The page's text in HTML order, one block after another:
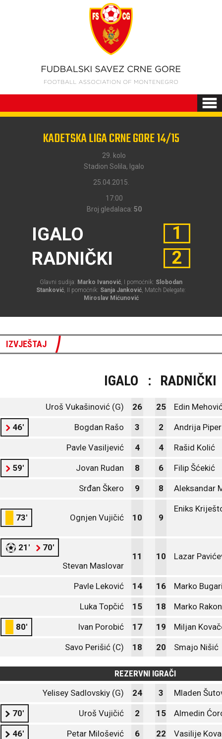
KADETSKA LIGA CRNE GORE 14/15
29. kolo
Stadion Solila, Igalo
25.04.2015.
17:00
Broj gledalaca: 50
IGALO
RADNIČKI
1
2
Glavni sudija: Marko Ivanović, I pomoćnik: Slobodan
Stanković, II pomoćnik: Sanja Janković, Match Delegate:
Miroslav Mićunović
IZVJEŠTAJ
IGALO : RADNIČKI
Uroš Vukašinović (G) 26 25 Edin
46' Bogdan Rašo 3 2 Andrija Piper
Pavle Vasiljević 4 4 Rašid Kolić
59' Jovan Rudan 8 6 Filip Šćekić
Srđan Škero 9 8 Aleksandar
73' Ognjen Vujičić 10 9
Eniks
21'
70'
Stevan Maslovar
11 10 Lazar
Pavle Leković 14 16 Marko
Luka Topčić 15 18 Marko
80' Ivan Porobić 17 19 Miljan
Savo Perišić (C) 18 20 Smajo Nišić
REZERVNI IGRAČI
Yelisey Sadlovskiy (G)
24 3 Mladen
70' Uroš Vujičić 2 15 Almedin
46' Petar Milošević 6 22 Vasilije